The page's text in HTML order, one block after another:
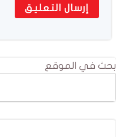
بحث في الموقع